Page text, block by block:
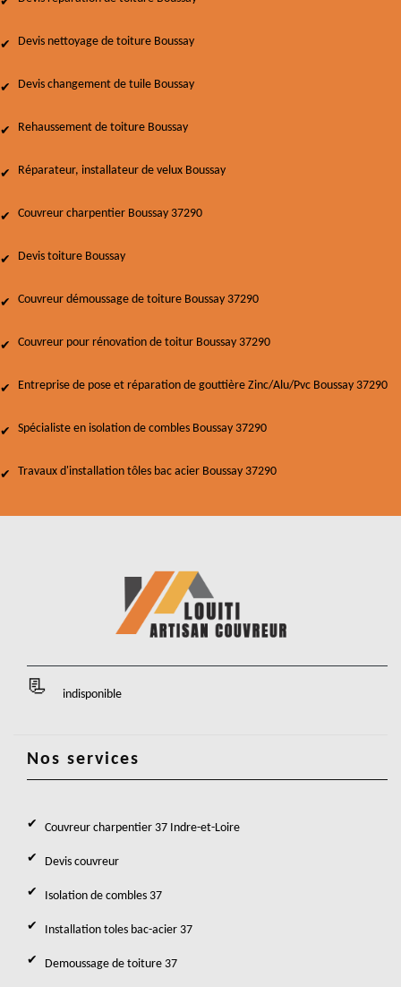
Devis nettoyage de toiture Boussay
Devis changement de tuile Boussay
Rehaussement de toiture Boussay
Réparateur, installateur de velux Boussay
Couvreur charpentier Boussay 37290
Devis toiture Boussay
Couvreur démoussage de toiture Boussay 37290
Couvreur pour rénovation de toitur Boussay 37290
Entreprise de pose et réparation de gouttière Zinc/Alu/Pvc Boussay 37290
Spécialiste en isolation de combles Boussay 37290
Travaux d'installation tôles bac acier Boussay 37290
indisponible
Nos services
Couvreur charpentier 37 Indre-et-Loire
Devis couvreur
Isolation de combles 37
Installation toles bac-acier 37
Demoussage de toiture 37